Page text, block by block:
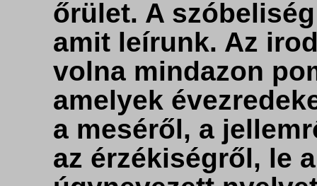
őrület. A
amit leírunk. Az
volna mindazon
amelyek
a meséről, a
az érzékiségről, le